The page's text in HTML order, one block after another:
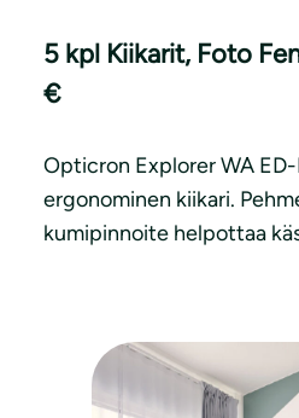
5 kpl Kiikarit, Foto
€
Opticron Explorer WA ED-
ergonominen kiikari.
kumipinnoite helpottaa